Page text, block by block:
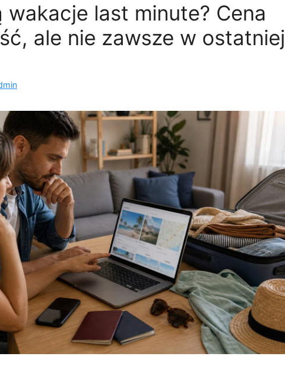
wakacje last minute? Cena
ale nie zawsze w ostatniej